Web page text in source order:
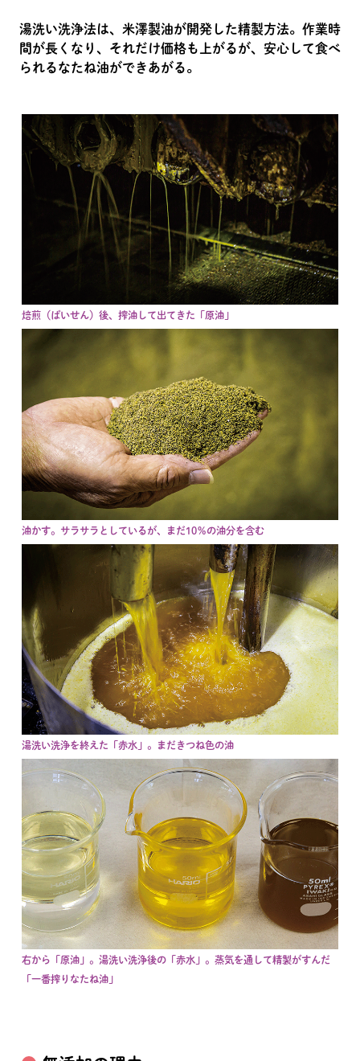
湯洗い洗浄法は、米澤製油が開発した精製方法。作業時
間が長くなり、それだけ価格も上がるが、安心して食べ
られるなたね油ができあがる。
焙煎（ばいせん）後、搾油して出てきた「原油」
油かす。サラサラとしているが、まだ10％の油分を含む
湯洗い洗浄を終えた「赤水」。まだきつね色の油
右から「原油」。湯洗い洗浄後の「赤水」。蒸気を通して精製がすんだ
「一番搾りなたね油」